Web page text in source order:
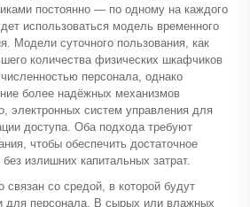
постоянно — по одному на каждого
использоваться модель временного
Модели суточного пользования, как
количества физических шкафчиков
персонала, однако
более надёжных механизмов
электронных систем управления для
доступа. Оба подхода требуют
чтобы обеспечить достаточное
излишних капитальных затрат.
связан со средой, в которой будут
для персонала. В сырых или влажных